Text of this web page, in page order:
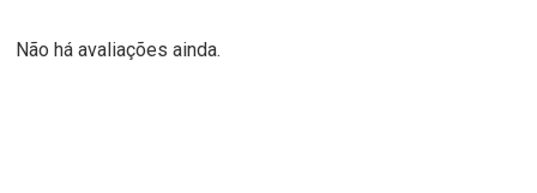
Não há avaliações ainda.